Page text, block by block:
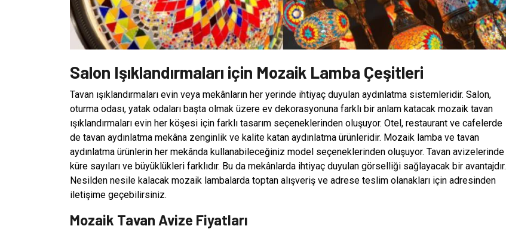
Salon Işıklandırmaları için Mozaik Lamba Çeşitleri
Tavan ışıklandırmaları evin veya mekânların her yerinde ihtiyaç duyulan aydınlatma sistemleridir. Salon,
oturma odası, yatak odaları başta olmak üzere ev dekorasyonuna farklı bir anlam katacak mozaik tavan
ışıklandırmaları evin her köşesi için farklı tasarım seçeneklerinden oluşuyor. Otel, restaurant ve cafelerde
de tavan aydınlatma mekâna zenginlik ve kalite katan aydınlatma ürünleridir. Mozaik lamba ve tavan
aydınlatma ürünlerin her mekânda kullanabileceğiniz model seçeneklerinden oluşuyor. Tavan avizelerinde
küre sayıları ve büyüklükleri farklıdır. Bu da mekânlarda ihtiyaç duyulan görselliği sağlayacak bir avantajdır.
Nesilden nesile kalacak mozaik lambalarda toptan alışveriş ve adrese teslim olanakları için adresinden
iletişime geçebilirsiniz.
Mozaik Tavan Avize Fiyatları